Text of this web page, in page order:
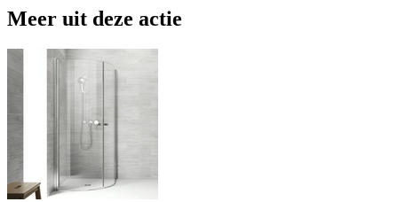
Meer uit deze actie